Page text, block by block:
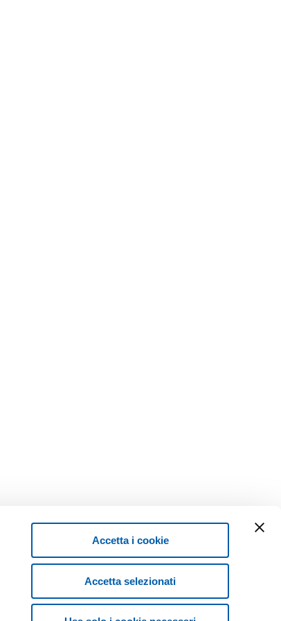
Accetta i cookie
Accetta selezionati